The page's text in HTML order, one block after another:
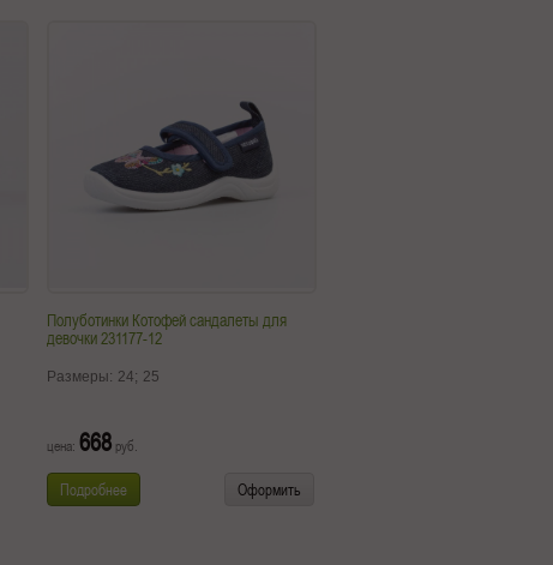
Полуботинки Котофей сандалеты для
девочки 231177-12
Размеры: 24; 25
цена: 668 руб.
Подробнее Оформить